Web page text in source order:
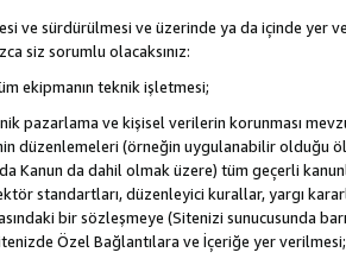
ve sürdürülmesi ve üzerinde ya da içinde yer
siz sorumlu olacaksınız:
ekipmanın teknik işletmesi;
pazarlama ve kişisel verilerin korunması
düzenlemeleri (örneğin uygulanabilir olduğu
Kanun da dahil olmak üzere) tüm geçerli
standartları, düzenleyici kurallar, yargı
bir sözleşmeye (Sitenizi sunucusunda
Özel Bağlantılara ve İçeriğe yer verilmesi;